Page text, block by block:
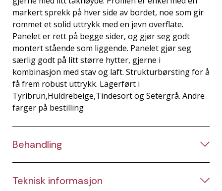
markert sprekk på hver side av bordet, noe som gir
rommet et solid uttrykk med en jevn overflate.
Panelet er rett på begge sider, og gjør seg godt
montert stående som liggende. Panelet gjør seg
særlig godt på litt større hytter, gjerne i
kombinasjon med stav og laft. Strukturbørsting for å
få frem robust uttrykk. Lagerført i
Tyribrun,Huldrebeige,Tindesort og Setergrå. Andre
farger på bestilling
Behandling
Teknisk informasjon